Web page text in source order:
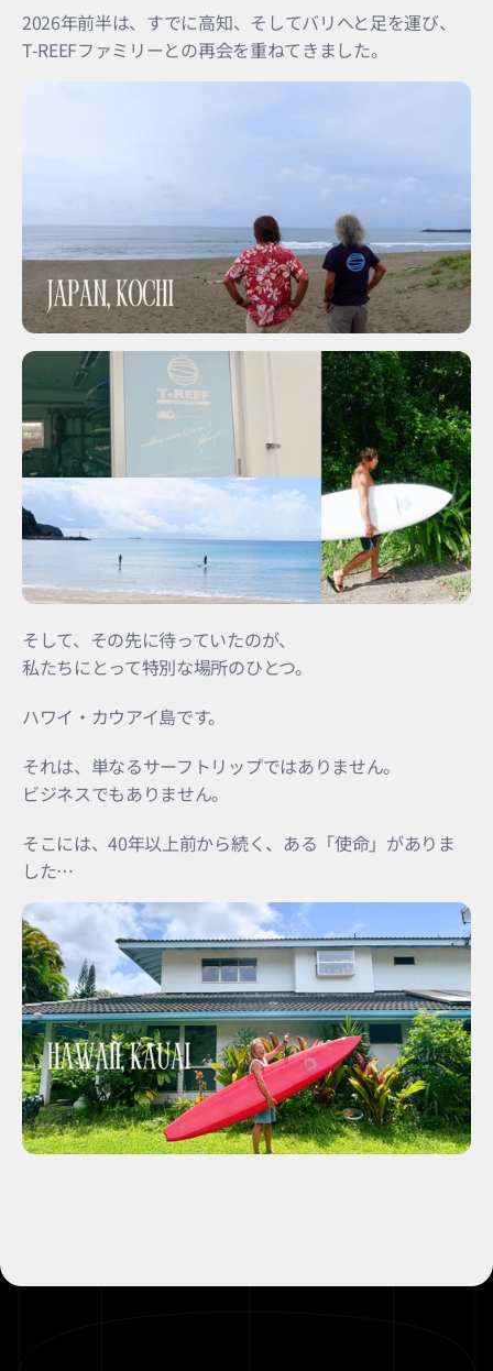
2026年前半は、すでに高知、そしてバリへと足を運び、
T-REEFファミリーとの再会を重ねてきました。
そして、その先に待っていたのが、
私たちにとって特別な場所のひとつ。
ハワイ・カウアイ島です。
それは、単なるサーフトリップではありません。
ビジネスでもありません。
そこには、40年以上前から続く、ある「使命」がありま
した…